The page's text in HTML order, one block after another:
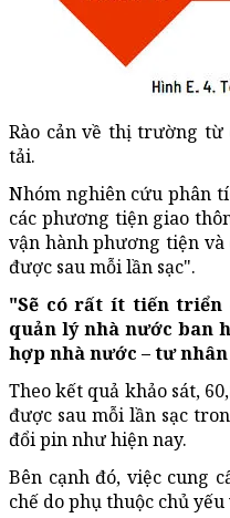
Rào cản về thị trường
tải.
Nhóm nghiên cứu phân
các phương tiện giao
vận hành phương tiện
được sau mỗi lần sạc".
"Sẽ có rất ít tiến
quản lý nhà nước ban
hợp nhà nước – tư
Theo kết quả khảo sát,
được sau mỗi lần sạc
đổi pin như hiện nay.
Bên cạnh đó, việc cung
chế do phụ thuộc chủ